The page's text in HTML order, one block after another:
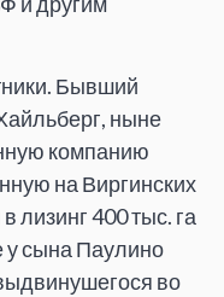
Бывший
ныне
компанию
на Виргинских
лизинг 400 тыс. га
у сына Паулино
во